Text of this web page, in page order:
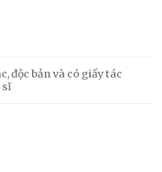
độc bản và có giấy tác
sĩ